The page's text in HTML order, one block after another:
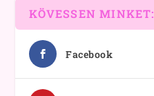
KÖVESSEN MINKET:
Facebook